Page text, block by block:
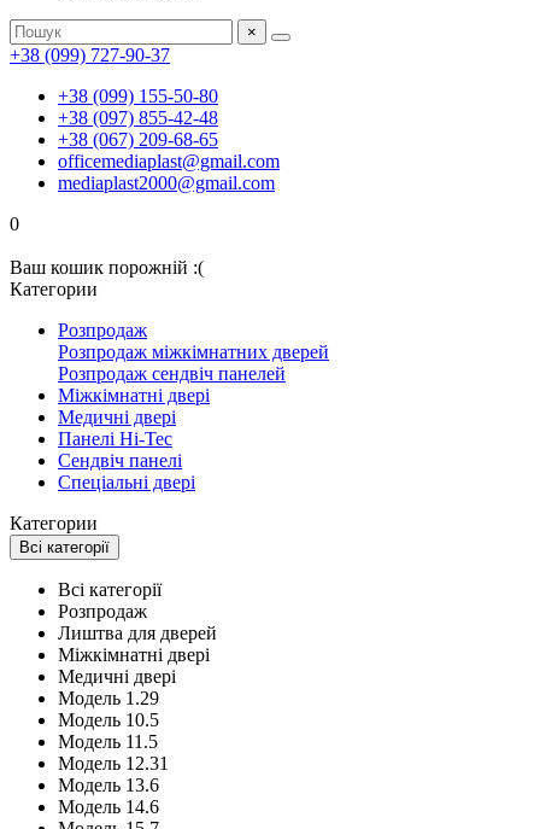
×
+38 (099) 727-90-37
+38 (099) 155-50-80
+38 (097) 855-42-48
+38 (067) 209-68-65
officemediaplast@gmail.com
mediaplast2000@gmail.com
0
Ваш кошик порожній :(
Категории
Розпродаж
Розпродаж міжкімнатних дверей
Розпродаж сендвіч панелей
Міжкімнатні двері
Медичні двері
Панелі Hi-Tec
Сендвіч панелі
Спеціальні двері
Категории
Всі категорії
Всі категорії
Розпродаж
Лиштва для дверей
Міжкімнатні двері
Медичні двері
Модель 1.29
Модель 10.5
Модель 11.5
Модель 12.31
Модель 13.6
Модель 14.6